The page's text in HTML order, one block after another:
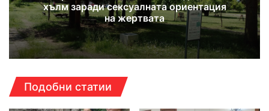
хълм заради сексуалната ориентация
на жертвата
Подобни статии